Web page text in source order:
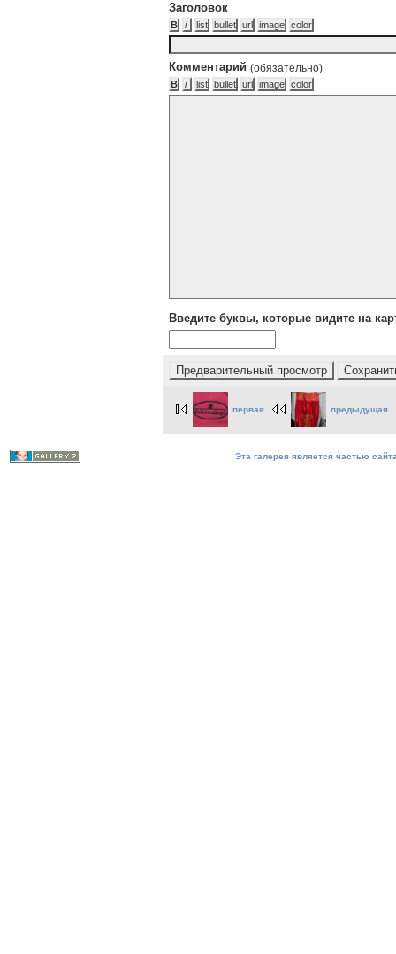
Заголовок
Комментарий (обязательно)
Введите буквы, которые видите на
первая предыдущая
Эта галерея является частью